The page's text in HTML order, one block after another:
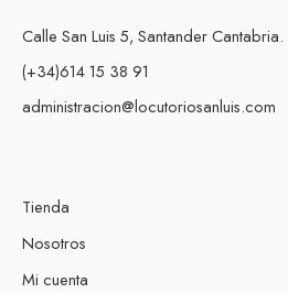
Calle San Luis 5, Santander Cantabria.
(+34)614 15 38 91
administracion@locutoriosanluis.com
Tienda
Nosotros
Mi cuenta